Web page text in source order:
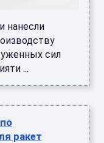
нанесли
сил
...
ракет